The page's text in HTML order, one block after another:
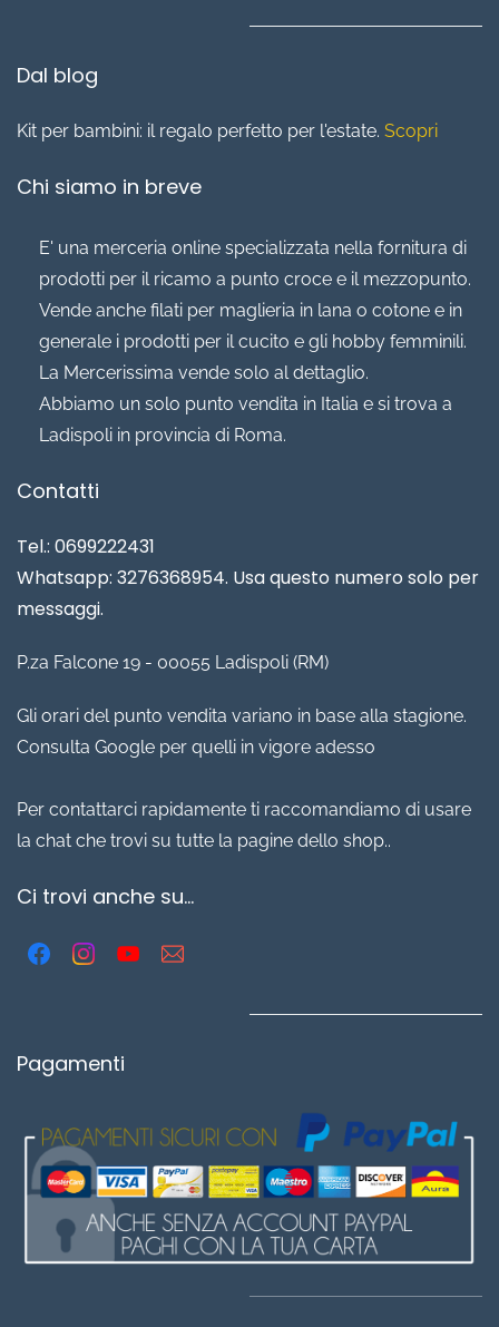
Dal blog
Kit per bambini: il regalo perfetto per l'estate. Scopri
Chi siamo in breve
E' una merceria online specializzata nella fornitura di
prodotti per il ricamo a punto croce e il mezzopunto.
Vende anche filati per maglieria in lana o cotone e in
generale i prodotti per il cucito e gli hobby femminili.
La Mercerissima vende solo al dettaglio.
Abbiamo un solo punto vendita in Italia e si trova a
Ladispoli in provincia di Roma.
Contatti
Tel.: 0699222431
Whatsapp: 3276368954. Usa questo numero solo per
messaggi.
P.za Falcone 19 - 00055 Ladispoli (RM)
Gli orari del punto vendita variano in base alla stagione.
Consulta Google per quelli in vigore adesso
Per contattarci rapidamente ti raccomandiamo di usare
la chat che trovi su tutte la pagine dello shop..
Ci trovi anche su...
Pagamenti